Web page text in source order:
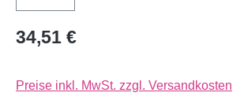
34,51 €
Preise inkl. MwSt. zzgl. Versandkosten